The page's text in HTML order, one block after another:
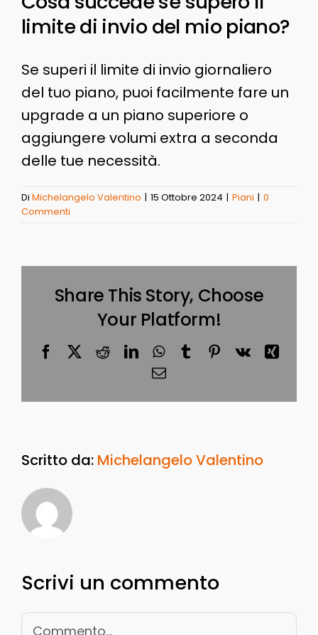
limite di invio del mio piano?
Se superi il limite di invio giornaliero
del tuo piano, puoi facilmente fare un
upgrade a un piano superiore o
aggiungere volumi extra a seconda
delle tue necessità.
Di Michelangelo Valentino | 15 Ottobre 2024 | Piani | 0
Commenti
Share This Story, Choose
Your Platform!
FacebookRedditLinkedInWhatsApp
TumblrPinterest
Vk
Xing
Email
Scritto da: Michelangelo Valentino
Scrivi un commento
Commento